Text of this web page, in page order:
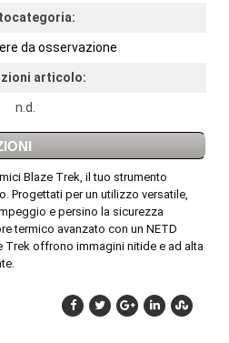
da osservazione
articolo:
n.d.
Blaze Trek, il tuo strumento
Progettati per un utilizzo versatile,
e persino la sicurezza
termico avanzato con un NETD
Trek offrono immagini nitide e ad alta